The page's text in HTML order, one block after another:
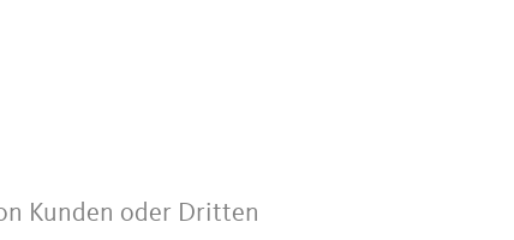
Kunden oder Dritten